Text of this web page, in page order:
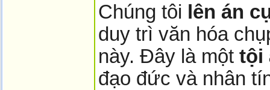
Chúng tôi lên án
duy trì văn hóa
này. Đây là một tội
đạo đức và nhân